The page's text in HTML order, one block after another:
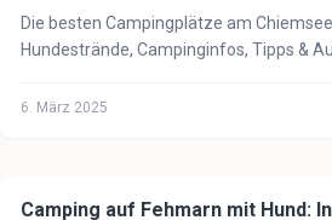
Die besten Campingplätze am
Hundestrände, Campinginfos, Tipps &
6. März 2025
🏕️ Camping mit Hund
Camping auf Fehmarn mit Hund: